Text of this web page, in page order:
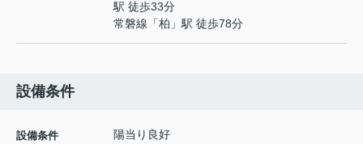
駅 徒歩33分
常磐線 「柏 」駅 徒歩78分
設備条件
設備条件
陽当り良好